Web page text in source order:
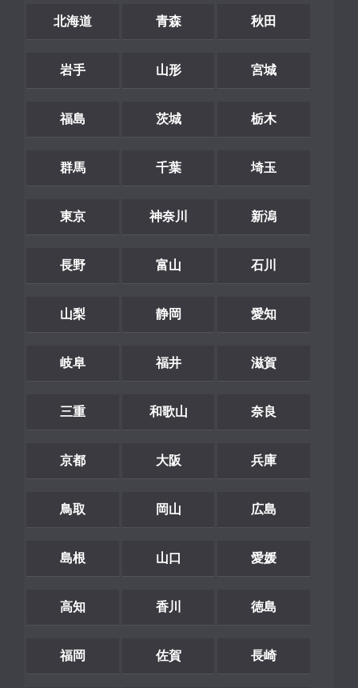
北海道 青森 秋田
岩手 山形 宮城
福島 茨城 栃木
群馬 千葉 埼玉
東京 神奈川 新潟
長野 富山 石川
山梨 静岡 愛知
岐阜 福井 滋賀
三重 和歌山 奈良
京都 大阪 兵庫
鳥取 岡山 広島
島根 山口 愛媛
高知 香川 徳島
福岡 佐賀 長崎